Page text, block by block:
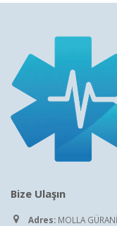
Bize Ulaşın
Adres: MOLLA